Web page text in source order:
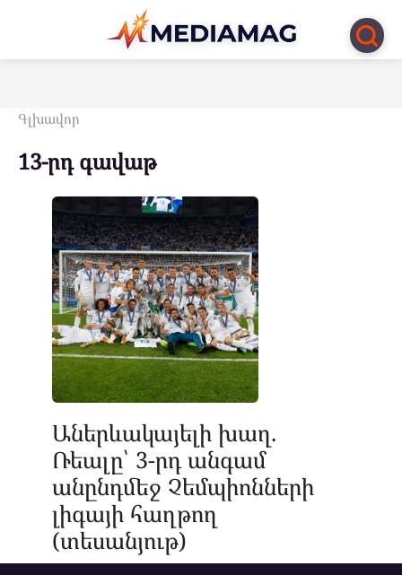
Перейти
контенту
Գլխավոր
13-րդ գավաթ
Աներևակայելի խաղ.
Ռեալը՝ 3-րդ անգամ
անընդմեջ Չեմպիոնների
լիգայի հաղթող
(տեսանյութ)